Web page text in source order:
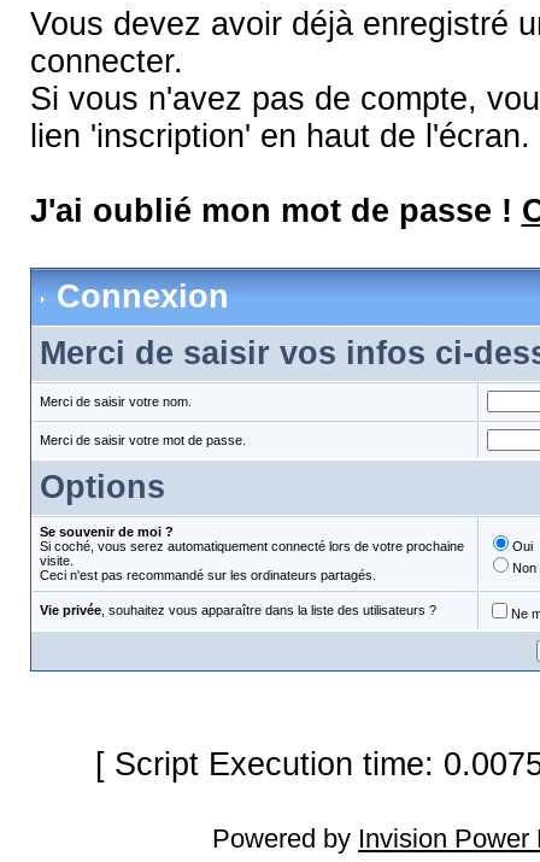
Vous devez avoir déjà enregistré
connecter.
Si vous n'avez pas de compte,
lien 'inscription' en haut de l'écran.
J'ai oublié mon mot de passe !
Connexion
Merci de saisir vos infos ci-
Merci de saisir votre nom.
Merci de saisir votre mot de passe.
Options
Se souvenir de moi ?
Si coché, vous serez automatiquement connecté lors de votre prochaine
visite.
Ceci n'est pas recommandé sur les ordinateurs partagés.
Oui
Non
Vie privée, souhaitez vous apparaître dans la liste des utilisateurs ? Ne
[ Script Execution time:
Powered by Invision Power